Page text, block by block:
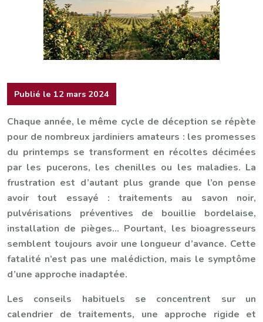
Publié le 12 mars 2024
Chaque année, le même cycle de déception se répète
pour de nombreux jardiniers amateurs : les promesses
du printemps se transforment en récoltes décimées
par les pucerons, les chenilles ou les maladies. La
frustration est d’autant plus grande que l’on pense
avoir tout essayé : traitements au savon noir,
pulvérisations préventives de bouillie bordelaise,
installation de pièges… Pourtant, les bioagresseurs
semblent toujours avoir une longueur d’avance. Cette
fatalité n’est pas une malédiction, mais le symptôme
d’une approche inadaptée.
Les conseils habituels se concentrent sur un
calendrier de traitements, une approche rigide et